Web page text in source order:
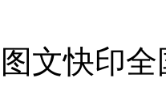
文快印全